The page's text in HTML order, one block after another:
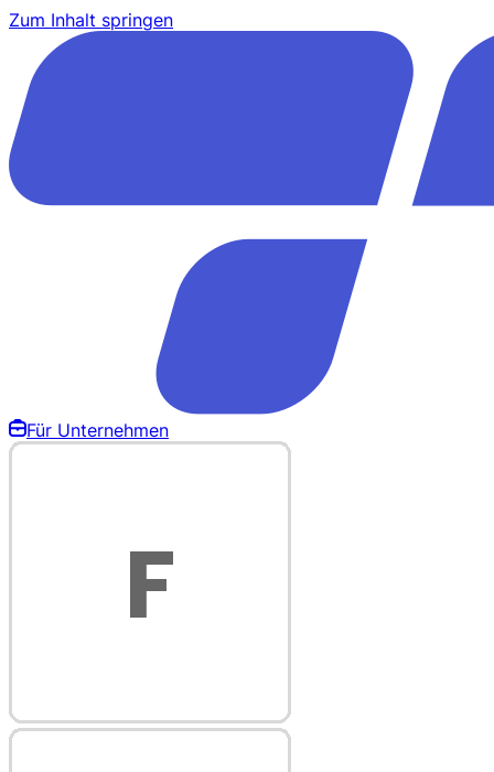
Zum Inhalt springen
Für Unternehmen